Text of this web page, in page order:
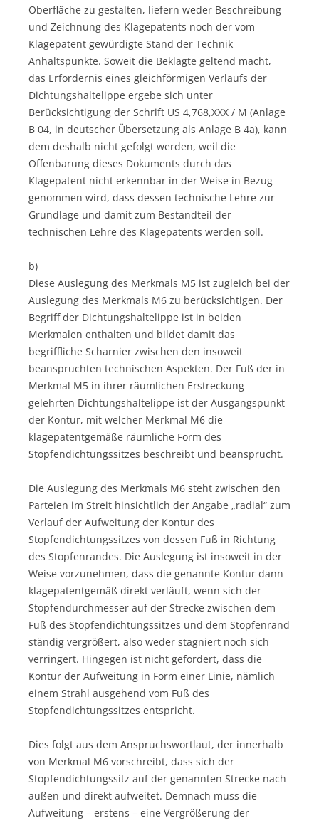
Oberfläche zu gestalten, liefern weder Beschreibung
und Zeichnung des Klagepatents noch der vom
Klagepatent gewürdigte Stand der Technik
Anhaltspunkte. Soweit die Beklagte geltend macht,
das Erfordernis eines gleichförmigen Verlaufs der
Dichtungshaltelippe ergebe sich unter
Berücksichtigung der Schrift US 4,768,XXX / M (Anlage
B 04, in deutscher Übersetzung als Anlage B 4a), kann
dem deshalb nicht gefolgt werden, weil die
Offenbarung dieses Dokuments durch das
Klagepatent nicht erkennbar in der Weise in Bezug
genommen wird, dass dessen technische Lehre zur
Grundlage und damit zum Bestandteil der
technischen Lehre des Klagepatents werden soll.
b)
Diese Auslegung des Merkmals M5 ist zugleich bei der
Auslegung des Merkmals M6 zu berücksichtigen. Der
Begriff der Dichtungshaltelippe ist in beiden
Merkmalen enthalten und bildet damit das
begriffliche Scharnier zwischen den insoweit
beanspruchten technischen Aspekten. Der Fuß der in
Merkmal M5 in ihrer räumlichen Erstreckung
gelehrten Dichtungshaltelippe ist der Ausgangspunkt
der Kontur, mit welcher Merkmal M6 die
klagepatentgemäße räumliche Form des
Stopfendichtungssitzes beschreibt und beansprucht.
Die Auslegung des Merkmals M6 steht zwischen den
Parteien im Streit hinsichtlich der Angabe „radial“ zum
Verlauf der Aufweitung der Kontur des
Stopfendichtungssitzes von dessen Fuß in Richtung
des Stopfenrandes. Die Auslegung ist insoweit in der
Weise vorzunehmen, dass die genannte Kontur dann
klagepatentgemäß direkt verläuft, wenn sich der
Stopfendurchmesser auf der Strecke zwischen dem
Fuß des Stopfendichtungssitzes und dem Stopfenrand
ständig vergrößert, also weder stagniert noch sich
verringert. Hingegen ist nicht gefordert, dass die
Kontur der Aufweitung in Form einer Linie, nämlich
einem Strahl ausgehend vom Fuß des
Stopfendichtungssitzes entspricht.
Dies folgt aus dem Anspruchswortlaut, der innerhalb
von Merkmal M6 vorschreibt, dass sich der
Stopfendichtungssitz auf der genannten Strecke nach
außen und direkt aufweitet. Demnach muss die
Aufweitung – erstens – eine Vergrößerung der